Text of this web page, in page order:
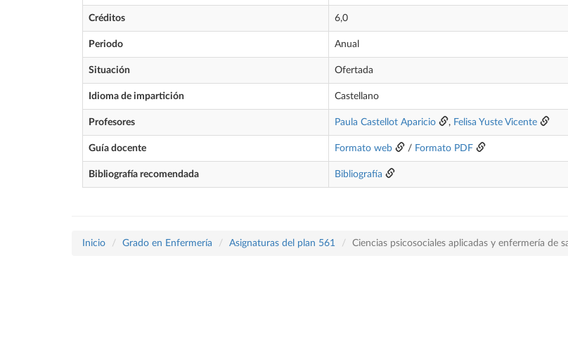
Créditos 6,0
Periodo Anual
Situación Ofertada
Idioma de impartición Castellano
Profesores Paula Castellot Aparicio , Felisa Yuste Vicente
Guía docente Formato web / Formato PDF
Bibliografía recomendada Bibliografía
Inicio Grado en Enfermería Asignaturas del plan 561 Ciencias psicosociales aplicadas y enfermería de